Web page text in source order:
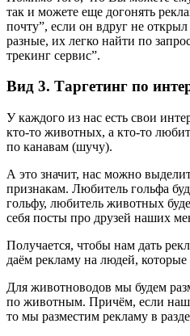
так и можете еще догонять
почту”, если он вдруг не
разные, их легко найти по
трекинг сервис”.
Вид 3. Таргетинг по
У каждого из нас есть свои
кто-то животных, а кто-то
по канавам (шучу).
А это значит, нас можно
признакам. Любитель гольфа
гольфу, любитель животных
себя посты про друзей наших
Получается, чтобы нам дать
даём рекламу на людей,
Для животноводов мы будем
по животным. Причём, если
то мы разместим рекламу в